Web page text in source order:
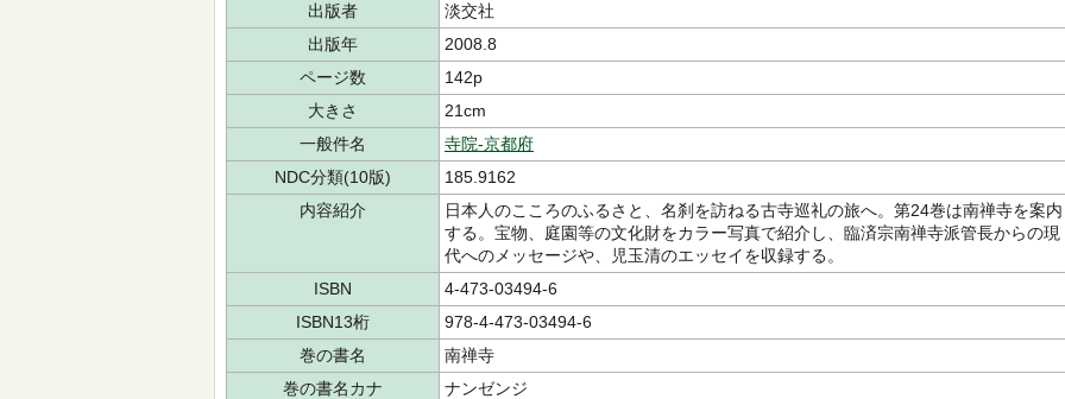
出版者
淡交社
出版年
2008.8
ページ数
142p
大きさ
21cm
一般件名
寺院-京都府
NDC分類(10版)
185.9162
内容紹介
日本人のこころのふるさと、名刹を訪ねる古寺巡礼の旅へ。第24巻は南禅寺を案内
する。宝物、庭園等の文化財をカラー写真で紹介し、臨済宗南禅寺派管長からの現
代へのメッセージや、児玉清のエッセイを収録する。
ISBN
4-473-03494-6
ISBN13桁
978-4-473-03494-6
巻の書名
南禅寺
巻の書名カナ
ナンゼンジ